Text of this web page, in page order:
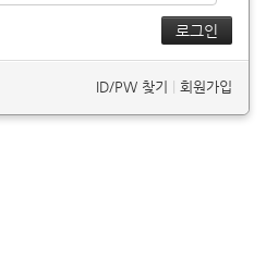
ID/PW 찾기 회원가입